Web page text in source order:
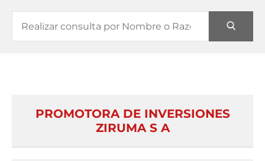
PROMOTORA DE INVERSIONES
ZIRUMA S A